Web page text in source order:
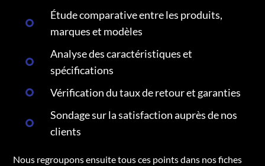
Étude comparative entre les produits,
marques et modèles
Analyse des caractéristiques et
spécifications
Vérification du taux de retour et garanties
Sondage sur la satisfaction auprès de nos
clients
Nous regroupons ensuite tous ces points dans nos fiches